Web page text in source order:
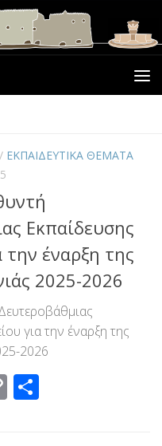
/ ΕΚΠΑΙΔΕΥΤΙΚΑ ΘΕΜΑΤΑ
Εκπαίδευσης
την έναρξη της
2025-2026
για την έναρξη της
2026
Copy